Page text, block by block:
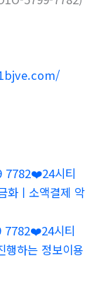
7782❤️24시티
화ㅣ소액결제 악
7782❤️24시티
하는 정보이용